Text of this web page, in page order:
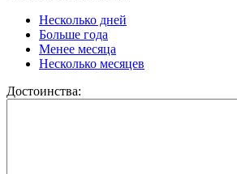
Несколько дней
Больше года
Менее месяца
Несколько месяцев
Достоинства: